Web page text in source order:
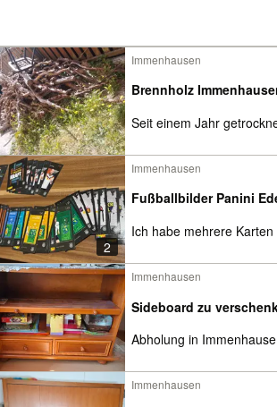
Immenhausen
Brennholz
Seit einem Jahr
2
Immenhausen
Fußballbilder Panini
Ich habe mehrere
Immenhausen
Sideboard zu
Abholung in
Immenhausen